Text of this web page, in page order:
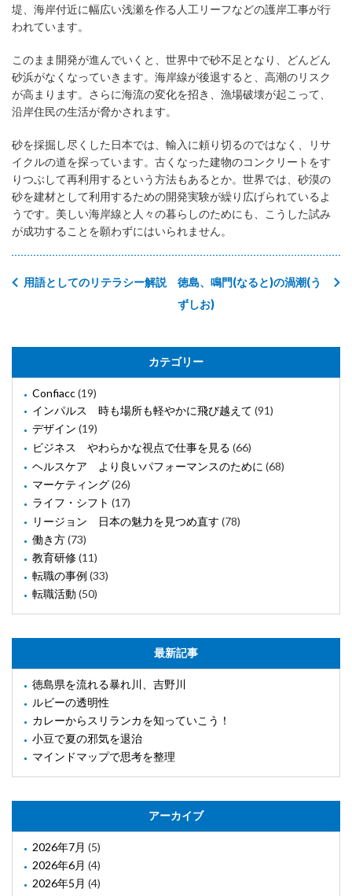
堤、海岸付近に幅広い浅瀬を作る人工リーフなどの護岸工事が行
われています。
このまま開発が進んでいくと、世界中で砂不足となり、どんどん
砂浜がなくなっていきます。海岸線が後退すると、高潮のリスク
が高まります。さらに海流の変化を招き、漁場破壊が起こって、
沿岸住民の生活が脅かされます。
砂を採掘し尽くした日本では、輸入に頼り切るのではなく、リサ
イクルの道を探っています。古くなった建物のコンクリートをす
りつぶして再利用するという方法もあるとか。世界では、砂漠の
砂を建材として利用するための開発実験が繰り広げられているよ
うです。美しい海岸線と人々の暮らしのためにも、こうした試み
が成功することを願わずにはいられません。
徳島、鳴門(なると)の渦潮(う
ずしお)
用語としてのリテラシー解説
カテゴリー
Confiacc(19)
インパルス 時も場所も軽やかに飛び越えて (91)
デザイン (19)
ビジネス やわらかな視点で仕事を見る (66)
ヘルスケア より良いパフォーマンスのために (68)
マーケティング(26)
ライフ・シフト (17)
リージョン 日本の魅力を見つめ直す (78)
働き方(73)
教育研修(11)
転職の事例 (33)
転職活動 (50)
最新記事
徳島県を流れる暴れ川、吉野川
ルビーの透明性
カレーからスリランカを知っていこう！
小豆で夏の邪気を退治
マインドマップで思考を整理
アーカイブ
2026年7月 (5)
2026年6月 (4)
2026年5月 (4)